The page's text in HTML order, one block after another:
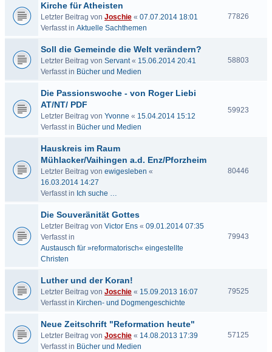
Kirche für Atheisten
Letzter Beitrag von Joschie « 07.07.2014 18:01
Verfasst in Aktuelle Sachthemen
77826
Soll die Gemeinde die Welt verändern?
Letzter Beitrag von Servant« 15.06.2014 20:41
Verfasst in Bücher und Medien
58803
Die Passionswoche - von Roger Liebi
AT/NT/ PDF
Letzter Beitrag von Yvonne « 15.04.2014 15:12
Verfasst in Bücher und Medien
59923
Hauskreis im Raum
Mühlacker/Vaihingen a.d. Enz/Pforzheim
Letzter Beitrag von ewigesleben «
16.03.2014 14:27
Verfasst in Ich suche …
80446
Die Souveränität Gottes
Letzter Beitrag von Victor Ens « 09.01.2014 07:35
Verfasst in
Austausch für »reformatorisch« eingestellte
Christen
79943
Luther und der Koran!
Letzter Beitrag von Joschie « 15.09.2013 16:07
Verfasst in Kirchen- und Dogmengeschichte
79525
Neue Zeitschrift "Reformation heute"
Letzter Beitrag von Joschie « 14.08.2013 17:39
Verfasst in Bücher und Medien
57125